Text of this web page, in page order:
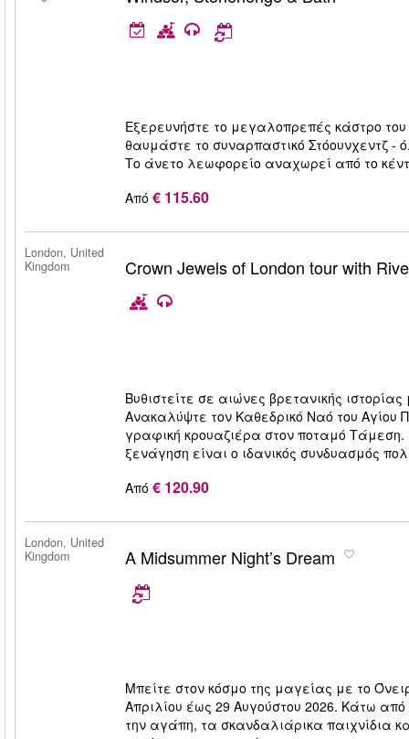
Εξερευνήστε το μεγαλοπρεπές κάστρο
θαυμάστε το συναρπαστικό Στόουνχεντζ -
Το άνετο λεωφορείο αναχωρεί από το
Από € 115.60
London, United
Kingdom
Crown Jewels of London tour with
Βυθιστείτε σε αιώνες βρετανικής
Ανακαλύψτε τον Καθεδρικό Ναό του Αγίου
γραφική κρουαζιέρα στον ποταμό
ξενάγηση είναι ο ιδανικός συνδυασμός
Από € 120.90
London, United
Kingdom
A Midsummer Night’s Dream
Μπείτε στον κόσμο της μαγείας με το
Απριλίου έως 29 Αυγούστου 2026. Κάτω
την αγάπη, τα σκανδαλιάρικα παιχνίδια